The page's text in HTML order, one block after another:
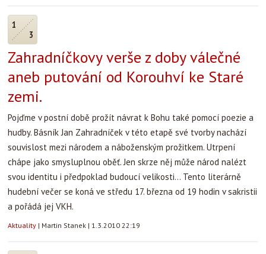
1
3
Zahradníčkovy verše z doby válečné
aneb putování od Korouhví ke Staré
zemi.
Pojďme v postní době prožít návrat k Bohu také pomocí poezie a
hudby. Básník Jan Zahradníček v této etapě své tvorby nachází
souvislost mezi národem a náboženským prožitkem. Utrpení
chápe jako smysluplnou oběť. Jen skrze něj může národ nalézt
svou identitu i předpoklad budoucí velikosti... Tento literárně
hudební večer se koná ve středu 17. března od 19 hodin v sakristii
a pořádá jej VKH.
Aktuality | Martin Stanek | 1.3.2010 22:19